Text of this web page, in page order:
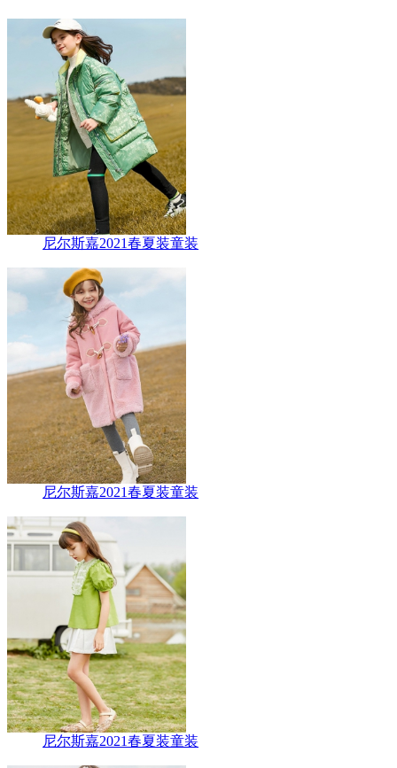
尼尔斯嘉2021春夏装童装
尼尔斯嘉2021春夏装童装
尼尔斯嘉2021春夏装童装